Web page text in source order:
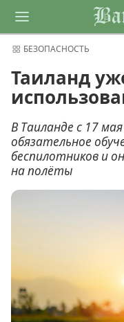
БЕЗОПАСНОСТЬ
Таиланд
В Таиланде с 17
обязательное
беспилотников и
на полёты